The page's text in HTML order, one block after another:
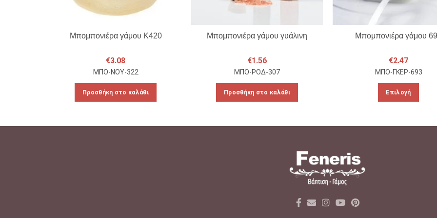
Μπομπονιέρα γάμου Κ420
€3.08
ΜΠΟ-ΝΟΥ-322
Προσθήκη στο καλάθι
Μπομπονιέρα γάμου γυάλινη
€1.56
ΜΠΟ-ΡΟΔ-307
Προσθήκη στο καλάθι
Μπομπονιέρα γάμου
€2.47
ΜΠΟ-ΓΚΕΡ-693
Επιλογή